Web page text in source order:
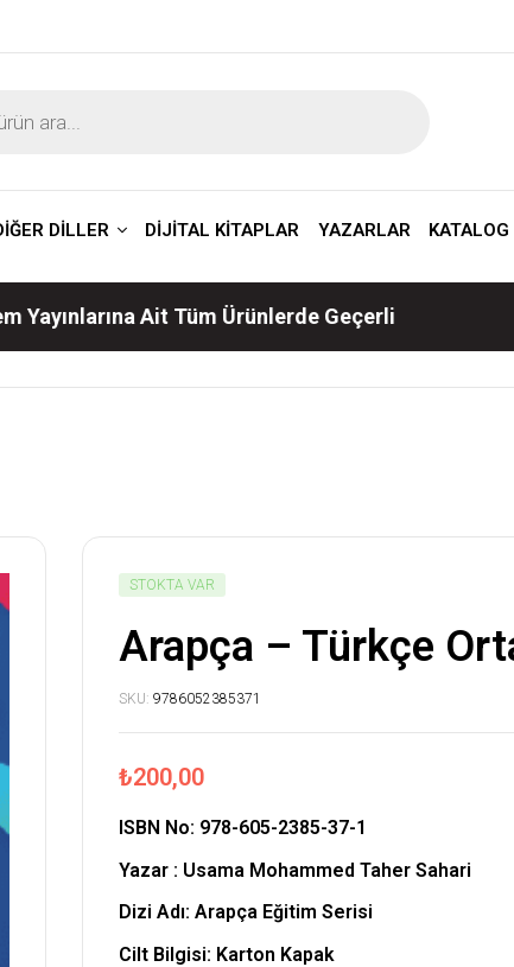
DİLLER DİJİTAL KİTAPLAR YAZARLAR KATALOG
Ait Tüm Ürünlerde Geçerli
STOKTA VAR
Arapça – Türkçe
SKU: 9786052385371
₺200,00
ISBN No: 978-605-2385-37-1
Yazar : Usama Mohammed Taher Sahari
Dizi Adı: Arapça Eğitim Serisi
Cilt Bilgisi: Karton Kapak